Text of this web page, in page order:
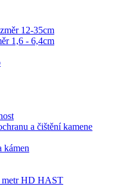
12-35cm
1,6 - 6,4cm
a čištění kamene
kámen
metr HD HAST